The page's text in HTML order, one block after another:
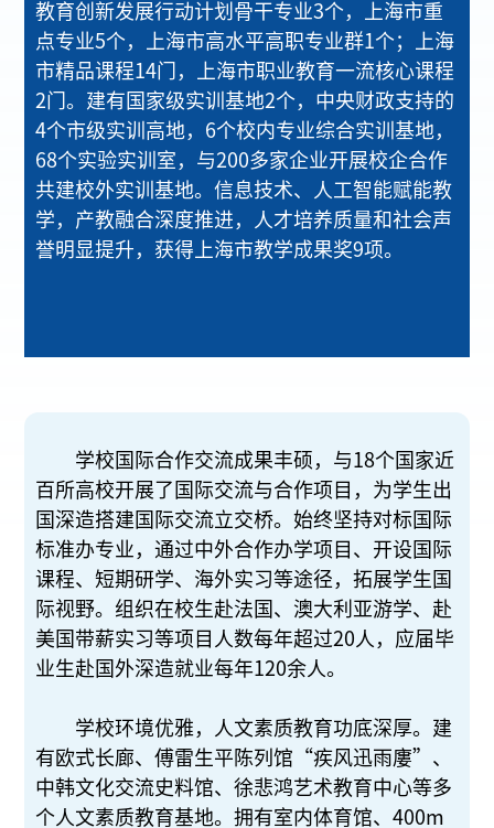
教育创新发展行动计划骨干专业3个，上海市重
点专业5个，上海市高水平高职专业群1个；上海
市精品课程14门，上海市职业教育一流核心课程
2门。建有国家级实训基地2个，中央财政支持的
4个市级实训高地，6个校内专业综合实训基地，
68个实验实训室，与200多家企业开展校企合作
共建校外实训基地。信息技术、人工智能赋能教
学，产教融合深度推进，人才培养质量和社会声
誉明显提升，获得上海市教学成果奖9项。
学校国际合作交流成果丰硕，与18个国家近
百所高校开展了国际交流与合作项目，为学生出
国深造搭建国际交流立交桥。始终坚持对标国际
标准办专业，通过中外合作办学项目、开设国际
课程、短期研学、海外实习等途径，拓展学生国
际视野。组织在校生赴法国、澳大利亚游学、赴
美国带薪实习等项目人数每年超过20人，应届毕
业生赴国外深造就业每年120余人。
学校环境优雅，人文素质教育功底深厚。建
有欧式长廊、傅雷生平陈列馆“疾风迅雨廔”、
中韩文化交流史料馆、徐悲鸿艺术教育中心等多
个人文素质教育基地。拥有室内体育馆、400m